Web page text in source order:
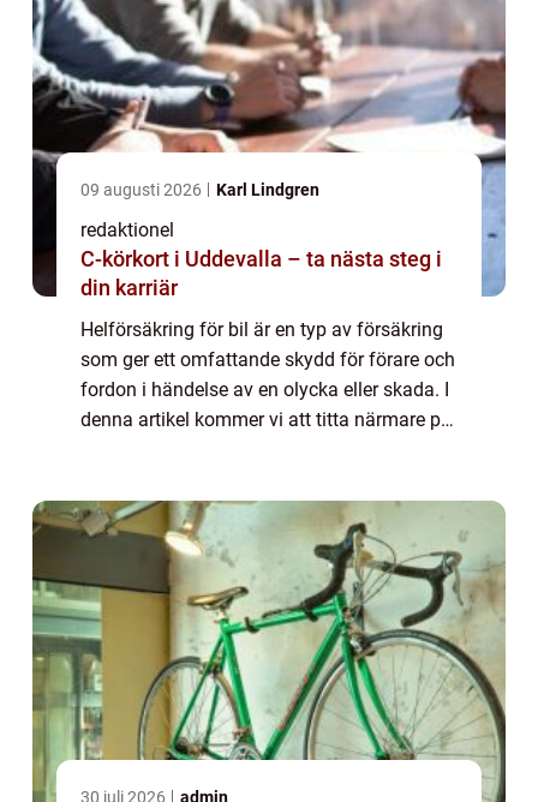
09 augusti 2026 Karl Lindgren
redaktionel
C-körkort i Uddevalla – ta nästa steg i
din karriär
Helförsäkring för bil är en typ av försäkring
som ger ett omfattande skydd för förare och
fordon i händelse av en olycka eller skada. I
denna artikel kommer vi att titta närmare på
30 juli 2026 admin